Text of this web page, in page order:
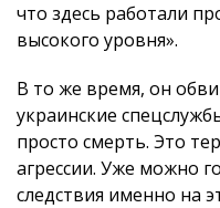
что здесь работали
высокого уровня».
В то же время, он
украинские
просто смерть. Это
агрессии. Уже можно
следствия именно на